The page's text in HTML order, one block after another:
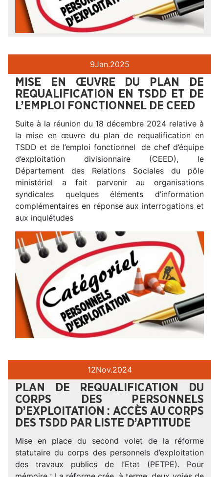
9Jan.2025
MISE EN ŒUVRE DU PLAN DE
REQUALIFICATION EN TSDD ET DE
L’EMPLOI FONCTIONNEL DE CEED
Suite à la réunion du 18 décembre 2024 relative à
la mise en œuvre du plan de requalification en
TSDD et de l’emploi fonctionnel de chef d’équipe
d’exploitation divisionnaire (CEED), le
Département des Relations Sociales du pôle
ministériel a fait parvenir au organisations
syndicales quelques éléments d’information
complémentaires en réponse aux interrogations et
aux inquiétudes
12Nov.2024
PLAN DE REQUALIFICATION DU
CORPS DES PERSONNELS
D’EXPLOITATION : ACCÈS AU CORPS
DES TSDD PAR LISTE D’APTITUDE
Mise en place du second volet de la réforme
statutaire du corps des personnels d’exploitation
des travaux publics de l’Etat (PETPE). Pour